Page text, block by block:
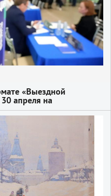
«Выездной
апреля на
и материалы»